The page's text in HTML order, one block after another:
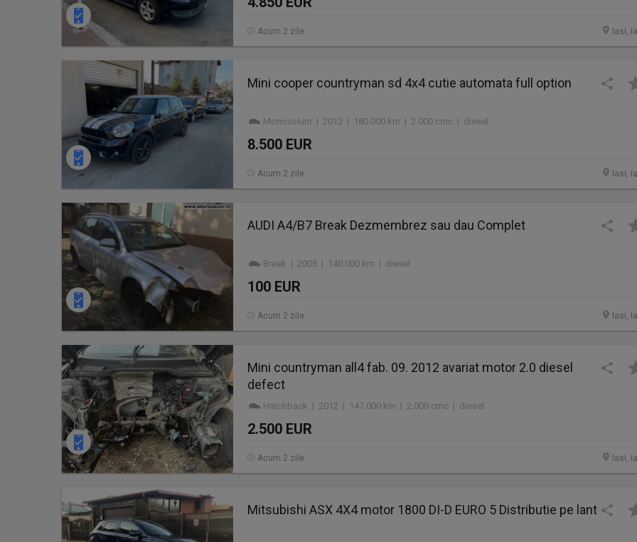
Iasi,
Acum 2 zile
Mini cooper countryman sd 4x4 cutie automata full option
Monovolum | 2012 | 180.000 km | 2.000 cmc | diesel
8.500 EUR
Iasi,
Acum 2 zile
AUDI A4/B7 Break Dezmembrez sau dau Complet
Break | 2005 | 140.000 km | diesel
100 EUR
Iasi,
Acum 2 zile
Mini countryman all4 fab. 09. 2012 avariat motor 2.0 diesel
defect
Hatchback | 2012 | 147.000 km | 2.000 cmc | diesel
2.500 EUR
Iasi,
Acum 2 zile
Mitsubishi ASX 4X4 motor 1800 DI-D EURO 5 Distributie pe lant